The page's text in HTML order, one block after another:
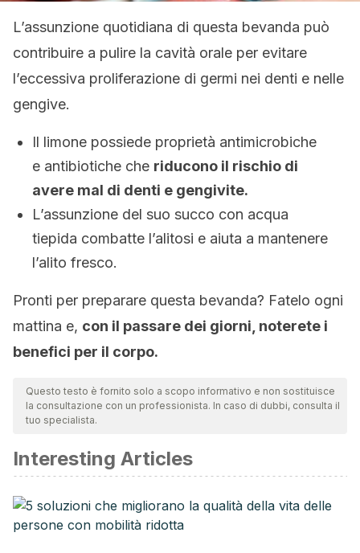
L’assunzione quotidiana di questa bevanda può
contribuire a pulire la cavità orale per evitare
l’eccessiva proliferazione di germi nei denti e nelle
gengive.
Il limone possiede proprietà antimicrobiche
e antibiotiche che riducono il rischio di
avere mal di denti e gengivite.
L’assunzione del suo succo con acqua
tiepida combatte l’alitosi e aiuta a mantenere
l’alito fresco.
Pronti per preparare questa bevanda? Fatelo ogni
mattina e, con il passare dei giorni, noterete i
benefici per il corpo.
Questo testo è fornito solo a scopo informativo e non sostituisce
la consultazione con un professionista. In caso di dubbi, consulta il
tuo specialista.
Interesting Articles